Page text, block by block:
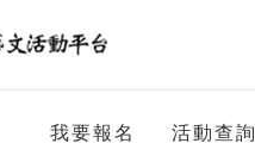
我要報名 活動查詢